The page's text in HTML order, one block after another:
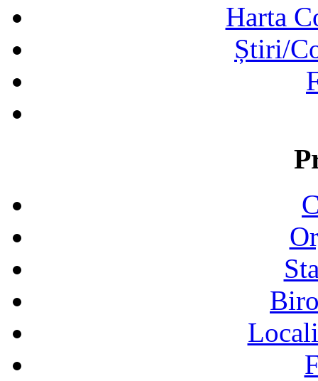
Harta
Știri/